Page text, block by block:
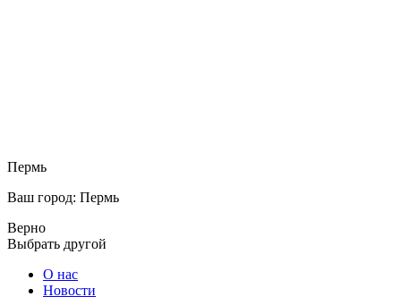
Пермь
Ваш город: Пермь
Верно
Выбрать другой
О нас
Новости